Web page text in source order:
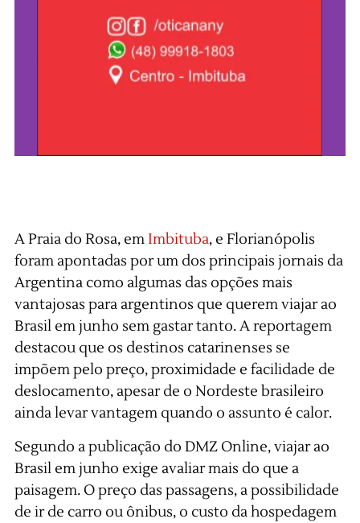
A Praia do Rosa, emImbituba, e Florianópolis
foram apontadas por um dos principais jornais da
Argentina como algumas das opções mais
vantajosas para argentinos que querem viajar ao
Brasil em junho sem gastar tanto. A reportagem
destacou que os destinos catarinenses se
impõem pelo preço, proximidade e facilidade de
deslocamento, apesar de o Nordeste brasileiro
ainda levar vantagem quando o assunto é calor.
Segundo a publicação do DMZ Online, viajar ao
Brasil em junho exige avaliar mais do que a
paisagem. O preço das passagens, a possibilidade
de ir de carro ou ônibus, o custo da hospedagem